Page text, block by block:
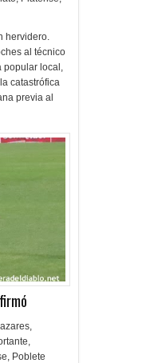
hervidero.
al técnico
popular local,
catastrófica
previa al
,
,
, Poblete